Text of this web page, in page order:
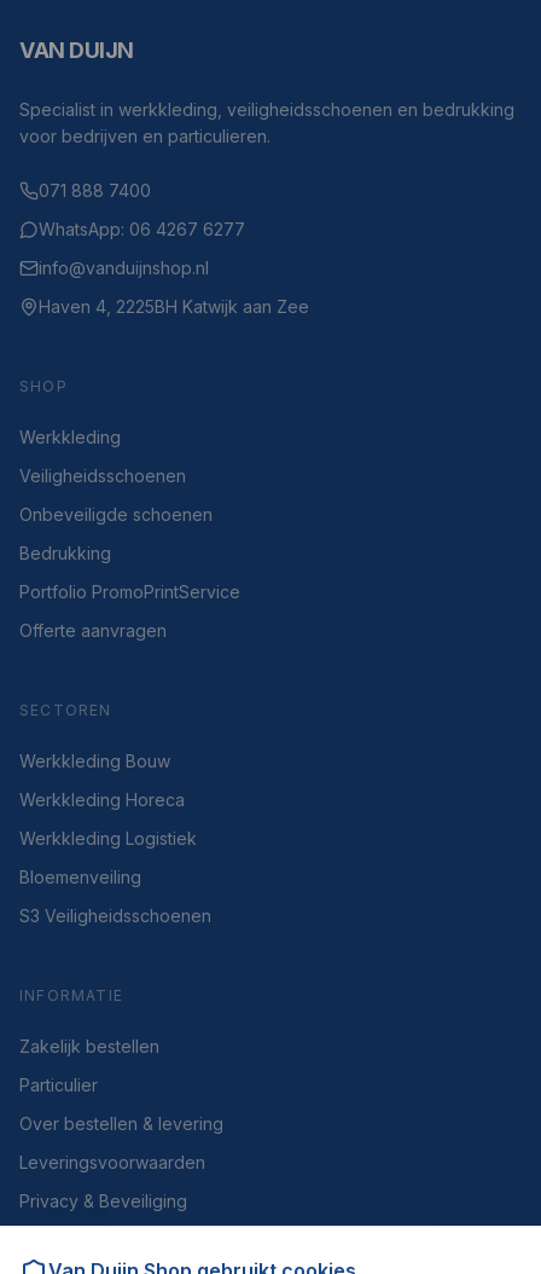
VAN DUIJN
Specialist in werkkleding, veiligheidsschoenen en bedrukking
voor bedrijven en particulieren.
071 888 7400
WhatsApp: 06 4267 6277
info@vanduijnshop.nl
Haven 4, 2225BH Katwijk aan Zee
SHOP
Werkkleding
Veiligheidsschoenen
Onbeveiligde schoenen
Bedrukking
Portfolio PromoPrintService
Offerte aanvragen
SECTOREN
Werkkleding Bouw
Werkkleding Horeca
Werkkleding Logistiek
Bloemenveiling
S3 Veiligheidsschoenen
INFORMATIE
Zakelijk bestellen
Particulier
Over bestellen & levering
Leveringsvoorwaarden
Privacy & Beveiliging